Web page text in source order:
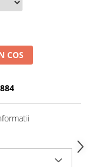
COS